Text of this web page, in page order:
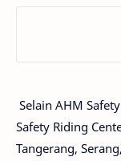
Selain AHM
Safety Riding
Tangerang,